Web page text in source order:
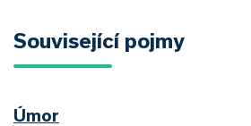
Související pojmy
Úmor